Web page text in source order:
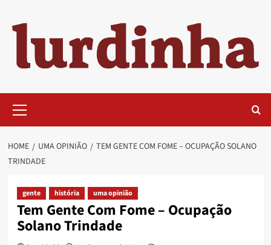
content
Menu
HOME UMA OPINIÃO
TEM GENTE COM FOME – OCUPAÇÃO SOLANO
TRINDADE
gente história uma opinião
Tem Gente Com Fome – Ocupação
Solano Trindade